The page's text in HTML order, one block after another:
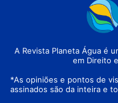
A Revista Planeta Água é
em Direito
*As opiniões e pontos de
assinados são da inteira e